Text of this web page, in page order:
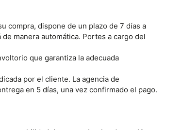
compra, dispone de un plazo de 7 días a
manera automática. Portes a cargo del
que garantiza la adecuada
por el cliente. La agencia de
en 5 días, una vez confirmado el pago.